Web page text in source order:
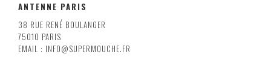
ANTENNE PARIS
38 RUE RENÉ BOULANGER
75010 PARIS
EMAIL : INFO@SUPERMOUCHE.FR